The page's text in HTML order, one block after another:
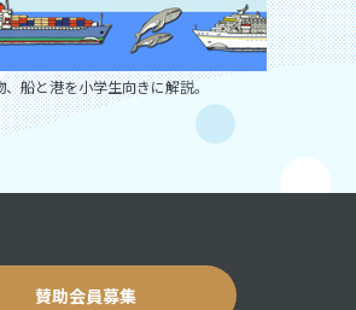
船と港を小学生向きに解説。
賛助会員募集